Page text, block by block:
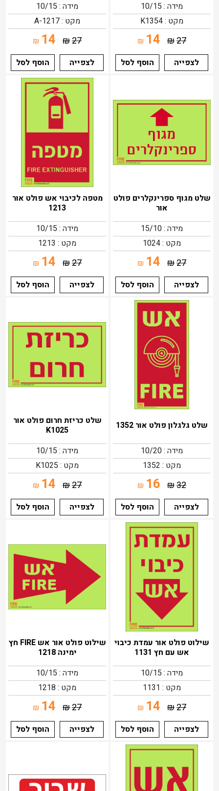
מידה : 10/15
מקט : K1354
27
₪
14
₪
לצפייה
הוסף לסל
מידה : 10/15
מקט : 1217-A
27
₪
14
₪
לצפייה
הוסף לסל
שלט מגוף ספרינקלרים פולט
אור
מידה : 15/10
מקט : 1024
27
₪
14
₪
לצפייה
הוסף לסל
מטפה לכיבוי אש פולט אור
1213
מידה : 10/15
מקט : 1213
27
₪
14
₪
לצפייה
הוסף לסל
שלט גלגלון פולט אור 1352
מידה : 10/20
מקט : 1352
32
₪
16
₪
לצפייה
הוסף לסל
שלט כריזת חרום פולט אור
K1025
מידה : 10/15
מקט : K1025
27
₪
14
₪
לצפייה
הוסף לסל
שילוט פולט אור עמדת כיבוי
אש עם חץ 1131
מידה : 10/15
מקט : 1131
27
₪
14
₪
לצפייה
הוסף לסל
שילוט פולט אור אש FIRE חץ
ימינה 1218
מידה : 10/15
מקט : 1218
27
₪
14
₪
לצפייה
הוסף לסל